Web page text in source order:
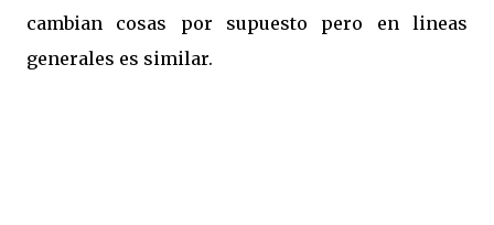
cambian cosas por supuesto pero en lineas
generales es similar.